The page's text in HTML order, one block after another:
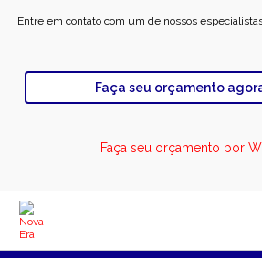
Entre em contato com um de nossos
Faça seu orçamento
Faça seu orçamento por